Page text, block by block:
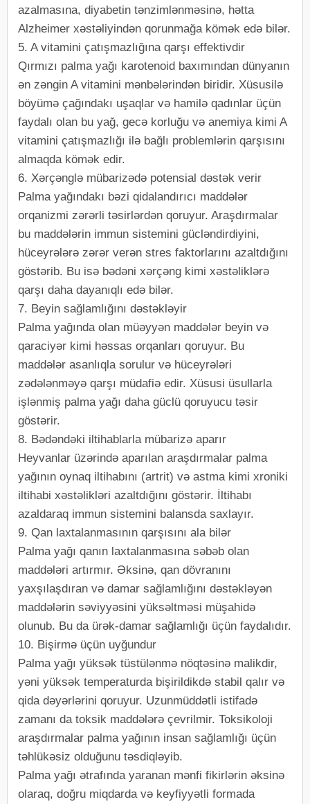
azalmasına, diyabetin tənzimlənməsinə, hətta
Alzheimer xəstəliyindən qorunmağa kömək edə bilər.
5. A vitamini çatışmazlığına qarşı effektivdir
Qırmızı palma yağı karotenoid baxımından dünyanın
ən zəngin A vitamini mənbələrindən biridir. Xüsusilə
böyümə çağındakı uşaqlar və hamilə qadınlar üçün
faydalı olan bu yağ, gecə korluğu və anemiya kimi A
vitamini çatışmazlığı ilə bağlı problemlərin qarşısını
almaqda kömək edir.
6. Xərçənglə mübarizədə potensial dəstək verir
Palma yağındakı bəzi qidalandırıcı maddələr
orqanizmi zərərli təsirlərdən qoruyur. Araşdırmalar
bu maddələrin immun sistemini gücləndirdiyini,
hüceyrələrə zərər verən stres faktorlarını azaltdığını
göstərib. Bu isə bədəni xərçəng kimi xəstəliklərə
qarşı daha dayanıqlı edə bilər.
7. Beyin sağlamlığını dəstəkləyir
Palma yağında olan müəyyən maddələr beyin və
qaraciyər kimi həssas orqanları qoruyur. Bu
maddələr asanlıqla sorulur və hüceyrələri
zədələnməyə qarşı müdafiə edir. Xüsusi üsullarla
işlənmiş palma yağı daha güclü qoruyucu təsir
göstərir.
8. Bədəndəki iltihablarla mübarizə aparır
Heyvanlar üzərində aparılan araşdırmalar palma
yağının oynaq iltihabını (artrit) və astma kimi xroniki
iltihabi xəstəlikləri azaltdığını göstərir. İltihabı
azaldaraq immun sistemini balansda saxlayır.
9. Qan laxtalanmasının qarşısını ala bilər
Palma yağı qanın laxtalanmasına səbəb olan
maddələri artırmır. Əksinə, qan dövranını
yaxşılaşdıran və damar sağlamlığını dəstəkləyən
maddələrin səviyyəsini yüksəltməsi müşahidə
olunub. Bu da ürək-damar sağlamlığı üçün faydalıdır.
10. Bişirmə üçün uyğundur
Palma yağı yüksək tüstülənmə nöqtəsinə malikdir,
yəni yüksək temperaturda bişirildikdə stabil qalır və
qida dəyərlərini qoruyur. Uzunmüddətli istifadə
zamanı da toksik maddələrə çevrilmir. Toksikoloji
araşdırmalar palma yağının insan sağlamlığı üçün
təhlükəsiz olduğunu təsdiqləyib.
Palma yağı ətrafında yaranan mənfi fikirlərin əksinə
olaraq, doğru miqdarda və keyfiyyətli formada